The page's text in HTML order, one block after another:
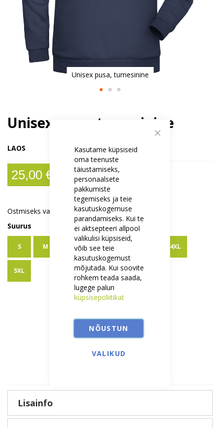
Kasutame küpsiseid
oma teenuste
täiustamiseks,
personaalsete
pakkumiste
tegemiseks ja teie
kasutuskogemuse
parandamiseks. Kui te
ei aktsepteeri allpool
valikulisi küpsiseid,
võib see teie
kasutuskogemust
mõjutada. Kui soovite
rohkem teada saada,
lugege palun
küpsisepoliitikat
NÕUSTUN
VALIKUD
Unisex pusa, tumesinine
beginning
the
gallery
Unisex pusa, tumesinine
LAOS
25,00 €
Ostmiseks vali:
Suurus
S M XL 4XL
5XL
Kogus
Lisa ostukorvi
Lisainfo